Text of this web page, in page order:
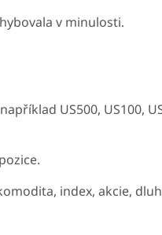
v minulosti.
US500, US100,
index, akcie,